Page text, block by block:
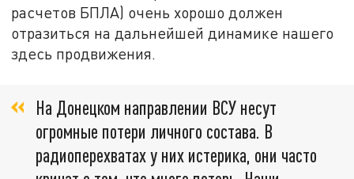
расчетов БПЛА) очень хорошо должен
отразиться на дальнейшей динамике нашего
здесь продвижения.
На Донецком направлении ВСУ несут
огромные потери личного состава. В
радиоперехватах у них истерика, они часто